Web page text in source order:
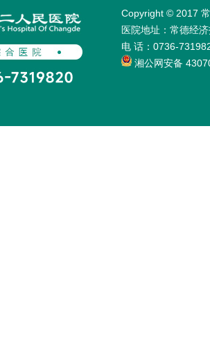
Copyright © 2017
医院地址：常德经
电 话：0736-
湘公网安备